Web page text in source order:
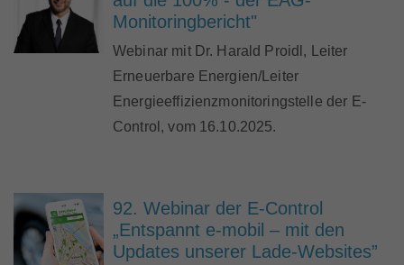
Monitoringbericht"
Webinar mit Dr. Harald Proidl, Leiter
Erneuerbare Energien/Leiter
Energieeffizienzmonitoringstelle der E-
Control, vom 16.10.2025.
92. Webinar der E-Control
„Entspannt e-mobil – mit den
Updates unserer Lade-Websites”